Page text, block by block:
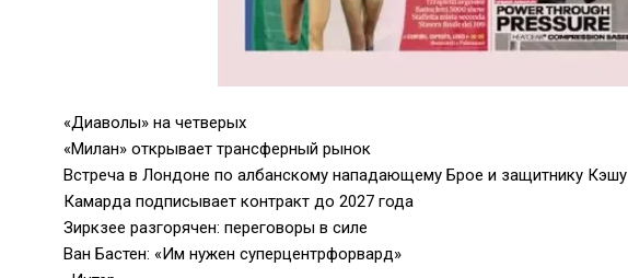
«Диаволы» на четверых
«Милан» открывает трансферный рынок
Встреча в Лондоне по албанскому нападающему Брое и защитнику Кэшу
Камарда подписывает контракт до 2027 года
Зиркзее разгорячен: переговоры в силе
Ван Бастен: «Им нужен суперцентрфорвард»